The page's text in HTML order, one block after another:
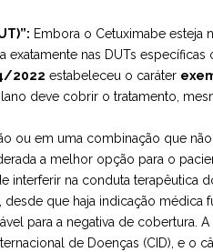
Embora o Cetuximabe esteja
nas DUTs específicas
2022 estabeleceu o caráter
deve cobrir o tratamento,
ou em uma combinação que não
a melhor opção para o
interferir na conduta terapêutica
que haja indicação médica
para a negativa de cobertura.
de Doenças (CID), e o